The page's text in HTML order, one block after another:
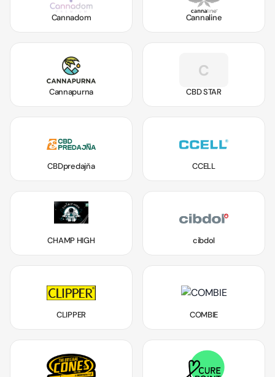
Cannadom Cannaline
Cannapurna
C
CBD STAR
CBDpredajňa CCELL
CHAMP HIGH cibdol
CLIPPER COMBIE